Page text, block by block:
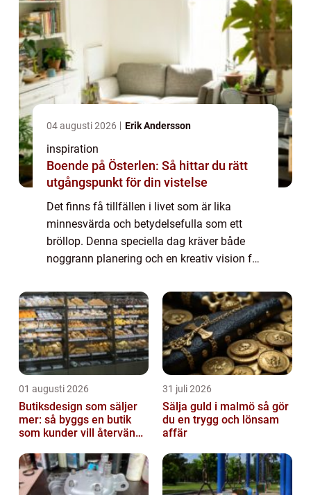
04 augusti 2026 Erik Andersson
inspiration
Boende på Österlen: Så hittar du rätt
utgångspunkt för din vistelse
Det finns få tillfällen i livet som är lika
minnesvärda och betydelsefulla som ett
bröllop. Denna speciella dag kräver både
noggrann planering och en kreativ vision för
01 augusti 2026
Butiksdesign som säljer
mer: så byggs en butik
som kunder vill återvända
31 juli 2026
Sälja guld i malmö så gör
du en trygg och lönsam
affär